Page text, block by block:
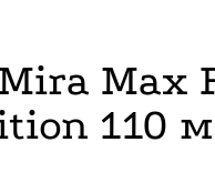
Max
110